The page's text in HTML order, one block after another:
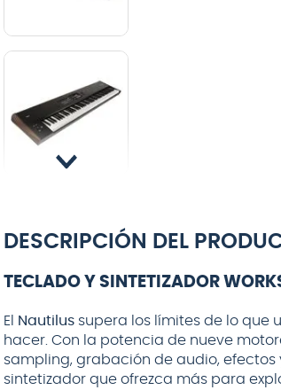
DESCRIPCIÓN DEL
TECLADO Y SINTETIZADOR
El Nautilus supera los límites de lo que
hacer. Con la potencia de nueve
sampling, grabación de audio,
sintetizador que ofrezca más para